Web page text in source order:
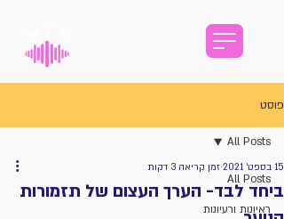
פוסט
All Posts
ראיונות ורעיונות
All Posts
ביחד לבד- הערך העצום של תזמורות
15 בספט׳ 2021 זמן קריאה 3 דקות